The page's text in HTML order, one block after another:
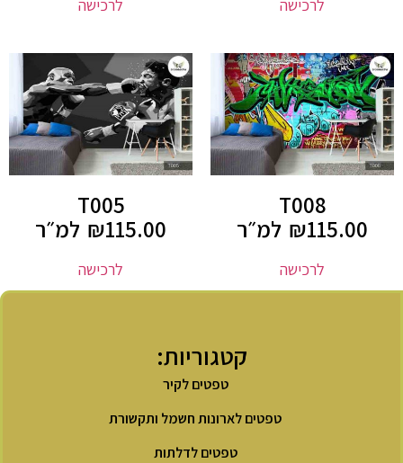
לרכישה לרכישה
T008
₪115.00 למ״ר
לרכישה
T005
₪115.00 למ״ר
לרכישה
קטגוריות:
טפטים לקיר
טפטים לארונות חשמל ותקשורת
טפטים לדלתות